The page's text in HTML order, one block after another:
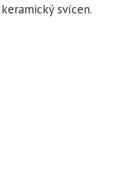
svícen.